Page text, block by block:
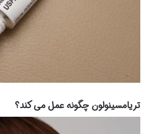
تریامسینولون چگونه عمل می کند؟